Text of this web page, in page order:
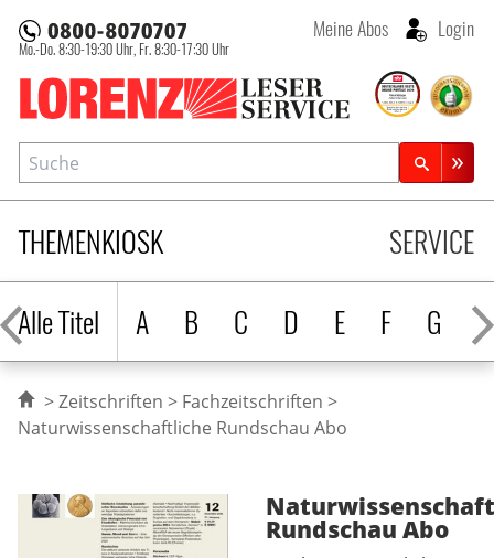
Lorenz Leserservice
Mo.-Do. 8:30-19:30 Uhr, Fr. 8:30-17:30 Uhr
Meine Abos Login
THEMENKIOSK
Alle Titel
A B C D E F G H
SERVICE
Suche
Zeitschriftensuche
Zeitschriften
Fachzeitschriften
Naturwissenschaftliche Rundschau Abo
Rundschau Abo